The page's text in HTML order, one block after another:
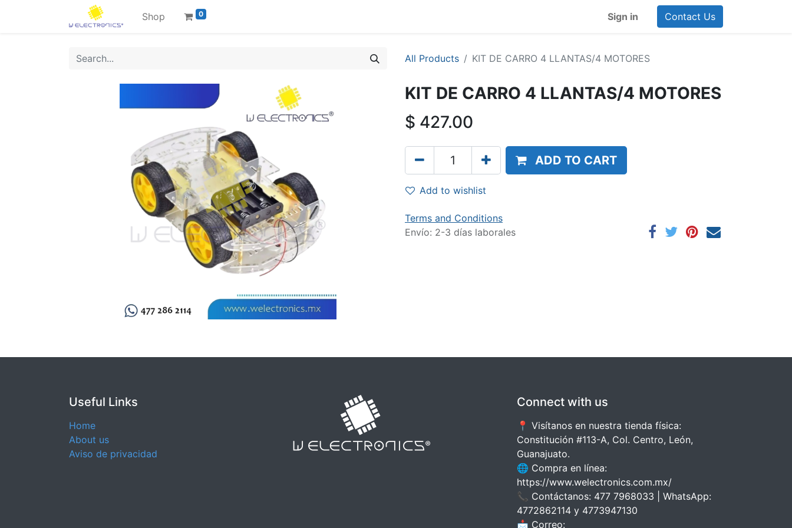
Shop 0 Sign in Contact Us
All Products KIT DE CARRO 4 LLANTAS/4 MOTORES
KIT DE CARRO 4 LLANTAS/4 MOTORES
$ 427.00
ADD TO CART
Add to wishlist
Terms and Conditions
Envío: 2-3 días laborales
Useful Links
Home
About us
Aviso de privacidad
Connect with us
📍 Visítanos en nuestra tienda física:
Constitución #113-A, Col. Centro, León,
Guanajuato.
🌐 Compra en línea:
https://www.welectronics.com.mx/
📞 Contáctanos: 477 7968033 | WhatsApp:
4772862114 y 4773947130
📩 Correo: